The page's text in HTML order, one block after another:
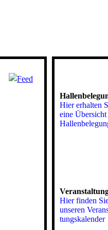
Hier erhalten
eine
Hier finden
unseren
tungs­ka­len­der